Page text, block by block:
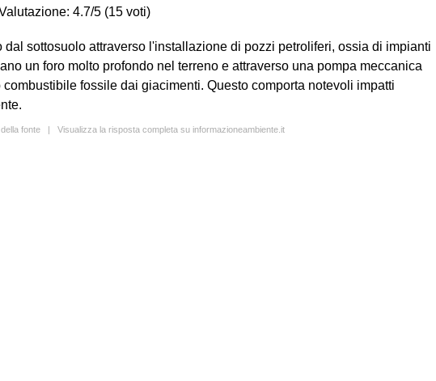
4.7/5 (15 voti)
dal sottosuolo attraverso l'installazione di pozzi petroliferi, ossia di impianti
un foro molto profondo nel terreno e attraverso una pompa meccanica
fossile dai giacimenti. Questo comporta notevoli impatti
fonte | Visualizza la risposta completa su informazioneambiente.it